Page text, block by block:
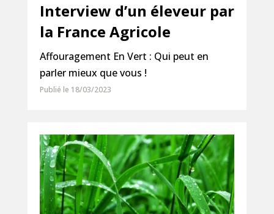
Interview d’un éleveur par
la France Agricole
Affouragement En Vert : Qui peut en
parler mieux que vous !
Publié le 18/03/2023